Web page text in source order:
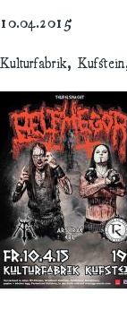
10.04.2015
Kulturfabrik,